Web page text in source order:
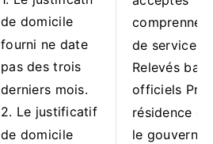
de domicile
fourni ne date
pas des trois
derniers mois.
2. Le justificatif
de domicile
de services
Relevés
officiels
résidence
le